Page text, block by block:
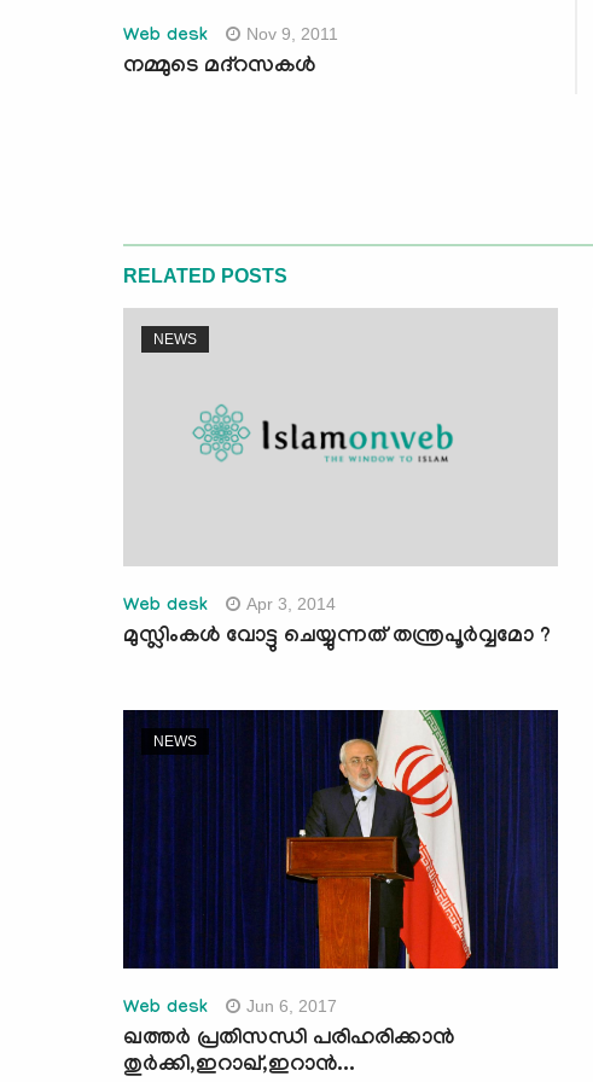
Web desk Nov 9, 2011
നമ്മുടെ മദ്‌റസകള്‍
RELATED POSTS
NEWS
Web desk Apr 3, 2014
മുസ്ലിംകള്‍ വോട്ടു ചെയ്യുന്നത് തന്ത്രപൂര്‍വ്വമോ ?
NEWS
Web desk Jun 6, 2017
ഖത്തര്‍ പ്രതിസന്ധി പരിഹരിക്കാന്‍
തുര്‍ക്കി,ഇറാഖ്,ഇറാന്‍...